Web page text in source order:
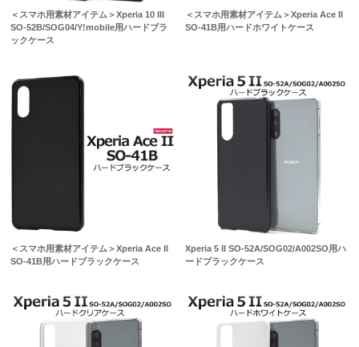
＜スマホ用素材アイテム＞Xperia 10 III
SO-52B/SOG04/Y!mobile用ハードブラ
ックケース
＜スマホ用素材アイテム＞Xperia Ace II
SO-41B用ハードホワイトケース
＜スマホ用素材アイテム＞Xperia Ace II
SO-41B用ハードブラックケース
Xperia 5 II SO-52A/SOG02/A002SO用ハ
ードブラックケース